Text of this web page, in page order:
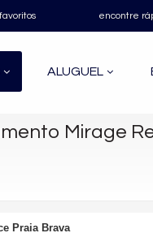
encontre
ALUGUEL
Mirage
Praia Brava